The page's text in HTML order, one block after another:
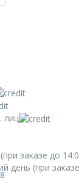
лиц
заказе до
день (при